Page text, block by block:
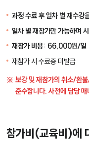
과정 수료 후 일차 별 재수강
일차 별 재참가만 가능하며
재참가 비용: 66,000원/일
재참가 시 수료증 미발급
보강 및 재참가의 취소/환
준수합니다. 사전에 담당
참가비(교육비)에